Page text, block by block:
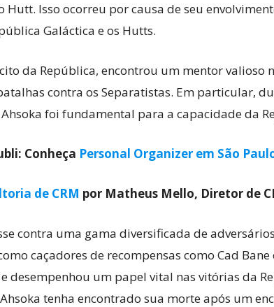
Isso ocorreu por causa de seu
Galáctica e os Hutts.
da República, encontrou um mentor valioso
contra os Separatistas. Em particular,
foi fundamental para a capacidade da
Conheça Personal Organizer em São
de CRM por Matheus Mello, Diretor de
contra uma gama diversificada de
caçadores de recompensas como Cad
desempenhou um papel vital nas vitórias da
tenha encontrado sua morte após um